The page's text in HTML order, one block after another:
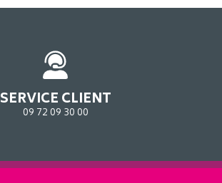
SERVICE CLIENT
09 72 09 30 00